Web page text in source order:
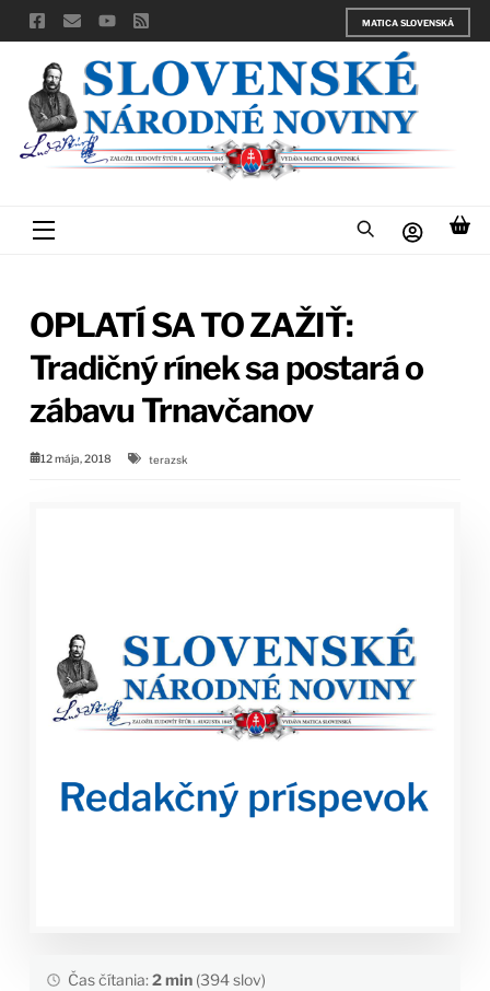
Skip
to
content
MATICA SLOVENSKÁ
Menu
OPLATÍ SA TO ZAŽIŤ:
Tradičný rínek sa postará o
zábavu Trnavčanov
12 mája, 2018 terazsk
Čas čítania:2 min(394 slov)